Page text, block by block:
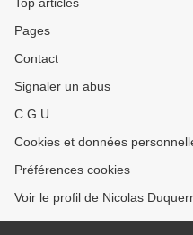
Pages
Contact
Signaler un abus
C.G.U.
Cookies et données
Préférences cookies
Voir le profil de Nicolas